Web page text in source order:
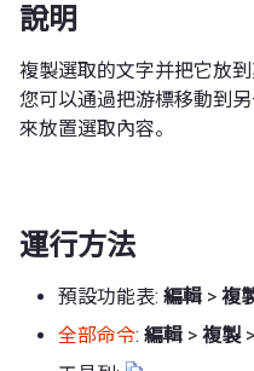
說明
複製選取的文字并把它放
您可以通過把游標移動到
來放置選取內容。
運行方法
預設功能表: 編輯 > 複
全部命令: 編輯 > 複製>